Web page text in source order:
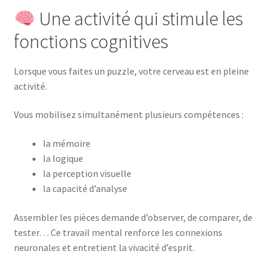
Une activité qui stimule les
fonctions cognitives
Lorsque vous faites un puzzle, votre cerveau est en pleine
activité.
Vous mobilisez simultanément plusieurs compétences :
la mémoire
la logique
la perception visuelle
la capacité d’analyse
Assembler les pièces demande d’observer, de comparer, de
tester… Ce travail mental renforce les connexions
neuronales et entretient la vivacité d’esprit.